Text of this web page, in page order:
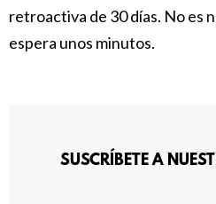
retroactiva de 30 días. No es
espera unos minutos.
SUSCRÍBETE A